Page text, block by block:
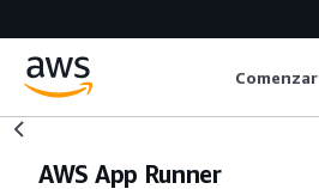
Comenzar
AWS App Runner